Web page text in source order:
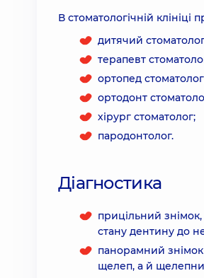
В стоматологічній клініці
дитячий
терапевт
ортопед
ортодонт
хірург стоматолог;
пародонтолог.
Діагностика
прицільний
стану дентину до
панорамний
щелеп, а й